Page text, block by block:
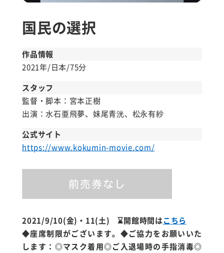
国民の選択
作品情報
2021年/日本/75分
スタッフ
監督・脚本：宮本正樹
出演：水石亜飛夢、妹尾青洸、松永有紗
公式サイト
https://www.kokumin-movie.com/
2021/9/10(金)・11(土) ⌛開館時間はこちら
◆座席制限がございます。◆ご協力をお願いいた
します：◎マスク着用◎ご入退場時の手指消毒◎